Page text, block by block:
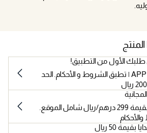
استخدم الكود: APP | تطبق الشروط و الأحكام. الحد
عند التسووق بقيمة 299 درهم/ريال شامل الموقع.
50 ريال